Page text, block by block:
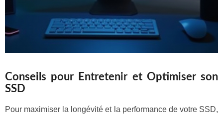
Conseils pour Entretenir et Optimiser son
SSD
Pour maximiser la longévité et la performance de votre SSD,